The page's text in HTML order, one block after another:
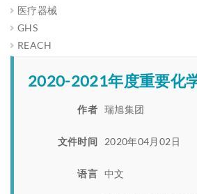
医疗器械
GHS
REACH
2020-2021年度重要化
作者 瑞旭集团
文件时间 2020年04月02日
语言 中文